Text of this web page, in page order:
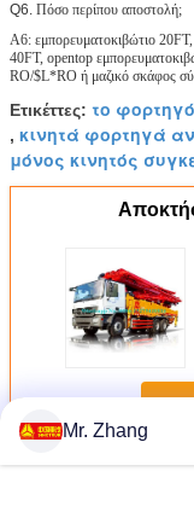
Q6. Πόσο περίπου αποστολή;
A6: εμπορευματοκιβώτιο
40FT, opentop
RO/$L*RO ή μαζικό σκάφος
Ετικέττες: το
, κινητά φορτηγά
μόνος κινητός
Περισσότεροι
Mr. Zhang